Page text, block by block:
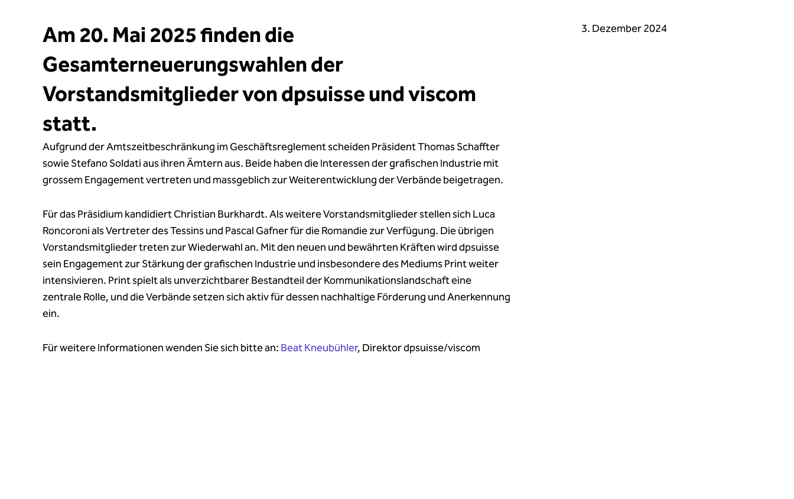
Am 20. Mai 2025 finden die
Gesamterneuerungswahlen der
Vorstandsmitglieder von dpsuisse und viscom
statt.
Aufgrund der Amtszeitbeschränkung im Geschäftsreglement scheiden Präsident Thomas Schaffter
sowie Stefano Soldati aus ihren Ämtern aus. Beide haben die Interessen der grafischen Industrie mit
grossem Engagement vertreten und massgeblich zur Weiterentwicklung der Verbände beigetragen.
Für das Präsidium kandidiert Christian Burkhardt. Als weitere Vorstandsmitglieder stellen sich Luca
Roncoroni als Vertreter des Tessins und Pascal Gafner für die Romandie zur Verfügung. Die übrigen
Vorstandsmitglieder treten zur Wiederwahl an. Mit den neuen und bewährten Kräften wird dpsuisse
sein Engagement zur Stärkung der grafischen Industrie und insbesondere des Mediums Print weiter
intensivieren. Print spielt als unverzichtbarer Bestandteil der Kommunikationslandschaft eine
zentrale Rolle, und die Verbände setzen sich aktiv für dessen nachhaltige Förderung und Anerkennung
ein.
Für weitere Informationen wenden Sie sich bitte an: Beat Kneubühler, Direktor dpsuisse/viscom
3. Dezember 2024